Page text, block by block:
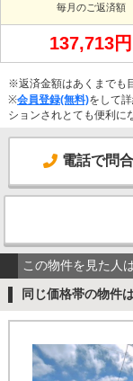
毎月のご返済額
137,713円
※返済金額はあくまでも
※会員登録(無料)をして
ションされとても便利に
電話で問
この物件を見た人
同じ価格帯の物件